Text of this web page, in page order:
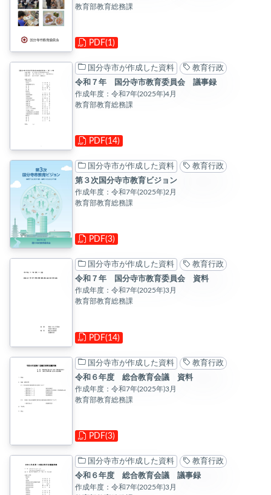
教育部教育総務課
PDF(1)
国分寺市が作成した資料
教育行政
令和７年 国分寺市教育委員会 議事録
作成年度：令和7年(2025年)4月
教育部教育総務課
PDF(14)
国分寺市が作成した資料
教育行政
第３次国分寺市教育ビジョン
作成年度：令和7年(2025年)2月
教育部教育総務課
PDF(3)
国分寺市が作成した資料
教育行政
令和７年 国分寺市教育委員会 資料
作成年度：令和7年(2025年)3月
教育部教育総務課
PDF(14)
国分寺市が作成した資料
教育行政
令和６年度 総合教育会議 資料
作成年度：令和7年(2025年)3月
教育部教育総務課
PDF(3)
国分寺市が作成した資料
教育行政
令和６年度 総合教育会議 議事録
作成年度：令和7年(2025年)3月